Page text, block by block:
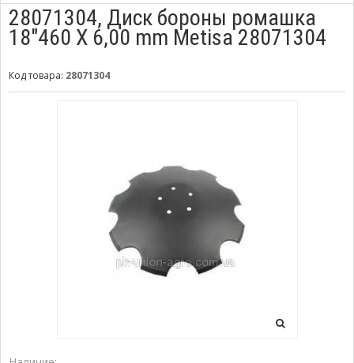
грузовикам.
28071304, Диск бороны ромашка
18"460 X 6,00 mm Metisa 28071304
Код товара: 28071304